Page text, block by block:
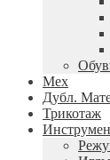
Мех
Дубл.
Трикотаж